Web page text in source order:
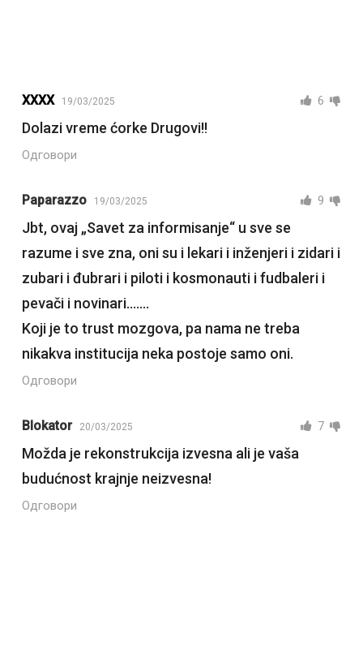
XXXX 19/03/2025 6
Dolazi vreme ćorke Drugovi!!
Одговори
Paparazzo 19/03/2025 9
Jbt, ovaj „Savet za informisanje“ u sve se
razume i sve zna, oni su i lekari i inženjeri i zidari i
zubari i đubrari i piloti i kosmonauti i fudbaleri i
pevači i novinari…….
Koji je to trust mozgova, pa nama ne treba
nikakva institucija neka postoje samo oni.
Одговори
Blokator 20/03/2025 7
Možda je rekonstrukcija izvesna ali je vaša
budućnost krajnje neizvesna!
Одговори